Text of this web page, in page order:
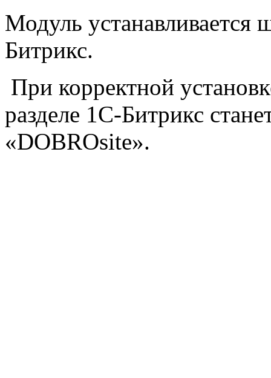
Модуль
Битрикс.
При корректной
разделе 1С-Битрикс
«DOBROsite».